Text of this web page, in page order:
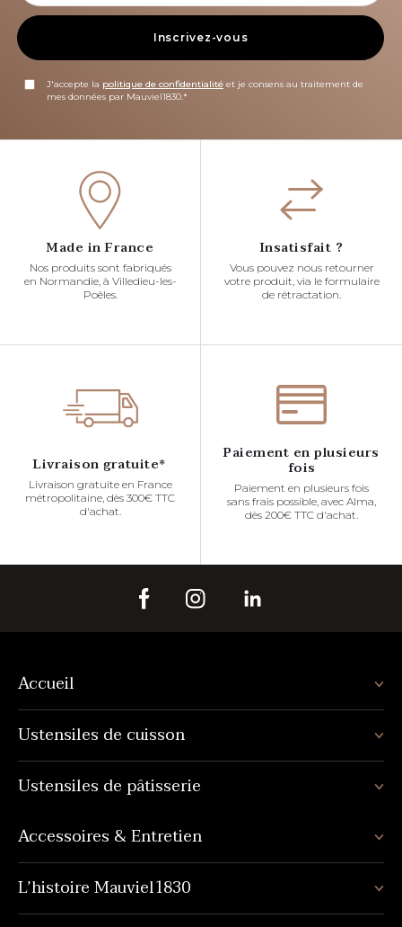
Inscrivez-vous
J'accepte la politique de confidentialité et je consens au traitement de
mes données par Mauviel1830.*
Made in France
Nos produits sont fabriqués
en Normandie, à Villedieu-les-
Poêles.
Insatisfait ?
Vous pouvez nous retourner
votre produit, via le formulaire
de rétractation.
Livraison gratuite*
Livraison gratuite en France
métropolitaine, dès 300€ TTC
d'achat.
Paiement en plusieurs
fois
Paiement en plusieurs fois
sans frais possible, avec Alma,
dès 200€ TTC d'achat.
Accueil
Ustensiles de cuisson
Ustensiles de pâtisserie
Accessoires & Entretien
L’histoire Mauviel1830